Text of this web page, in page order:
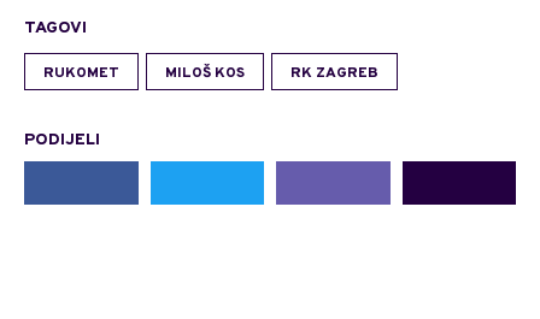
TAGOVI
RUKOMET MILOŠ KOS RK ZAGREB
PODIJELI